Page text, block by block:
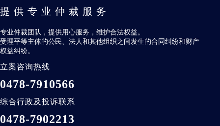
立案咨询热线
0478-7910566
综合行政及投诉联系
0478-7902213
提供专业仲裁服务
专业仲裁团队，提供用心服务，维护合法权益。
受理平等主体的公民、法人和其他组织之间发生的合同纠纷和财产
权益纠纷。